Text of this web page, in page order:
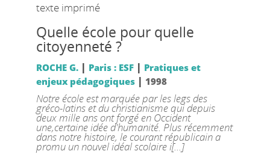
texte imprimé
Quelle école pour quelle
citoyenneté ?
ROCHE G. | Paris : ESF| Pratiques et
enjeux pédagogiques| 1998
Notre école est marquée par les legs des
gréco-latins et du christianisme qui depuis
deux mille ans ont forgé en Occident
une,certaine idée d'humanité. Plus récemment
dans notre histoire, le courant républicain a
promu un nouvel idéal scolaire i[...]